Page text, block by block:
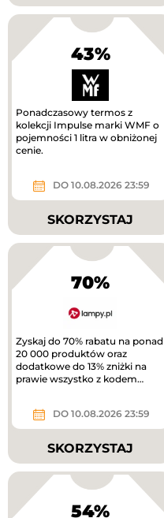
43%
Ponadczasowy termos z
kolekcji Impulse marki WMF o
pojemności 1 litra w obniżonej
cenie.
DO 10.08.2026 23:59
SKORZYSTAJ
70%
Zyskaj do 70% rabatu na ponad
20 000 produktów oraz
dodatkowe do 13% zniżki na
prawie wszystko z kodem
DO 10.08.2026 23:59
SKORZYSTAJ
54%